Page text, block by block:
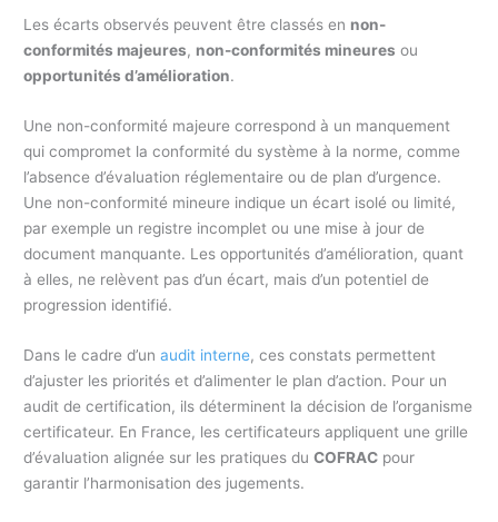
Les écarts observés peuvent être classés en non-
conformités majeures, non-conformités mineures ou
opportunités d’amélioration.
Une non-conformité majeure correspond à un manquement
qui compromet la conformité du système à la norme, comme
l’absence d’évaluation réglementaire ou de plan d’urgence.
Une non-conformité mineure indique un écart isolé ou limité,
par exemple un registre incomplet ou une mise à jour de
document manquante. Les opportunités d’amélioration, quant
à elles, ne relèvent pas d’un écart, mais d’un potentiel de
progression identifié.
Dans le cadre d’unaudit interne, ces constats permettent
d’ajuster les priorités et d’alimenter le plan d’action. Pour un
audit de certification, ils déterminent la décision de l’organisme
certificateur. En France, les certificateurs appliquent une grille
d’évaluation alignée sur les pratiques duCOFRAC pour
garantir l’harmonisation des jugements.